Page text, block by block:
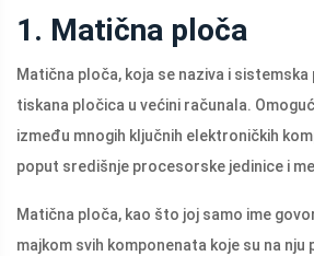
1. Matična ploča
Matična ploča, koja se naziva i sistemska
tiskana pločica u većini računala.
između mnogih ključnih elektroničkih
poput središnje procesorske jedinice i
Matična ploča, kao što joj samo ime
majkom svih komponenata koje su na nju